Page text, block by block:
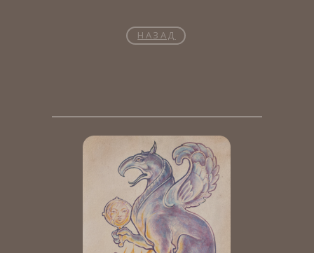
НАЗАД